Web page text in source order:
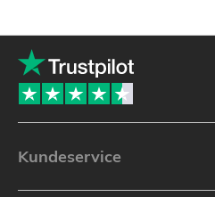
Kundeservice